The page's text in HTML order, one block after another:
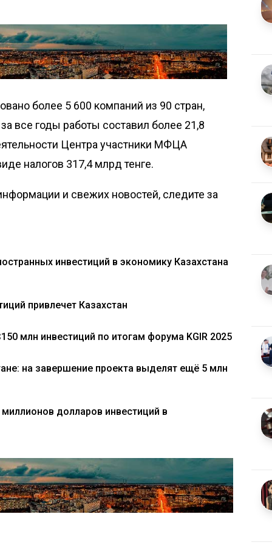
более 5 600 компаний из 90 стран,
все годы работы составил более 21,8
Центра участники МФЦА
налогов 317,4 млрд тенге.
и свежих новостей, следите за
инвестиций в экономику Казахстана
привлечет Казахстан
млн инвестиций по итогам форума KGIR 2025
на завершение проекта выделят ещё 5 млн
долларов инвестиций в